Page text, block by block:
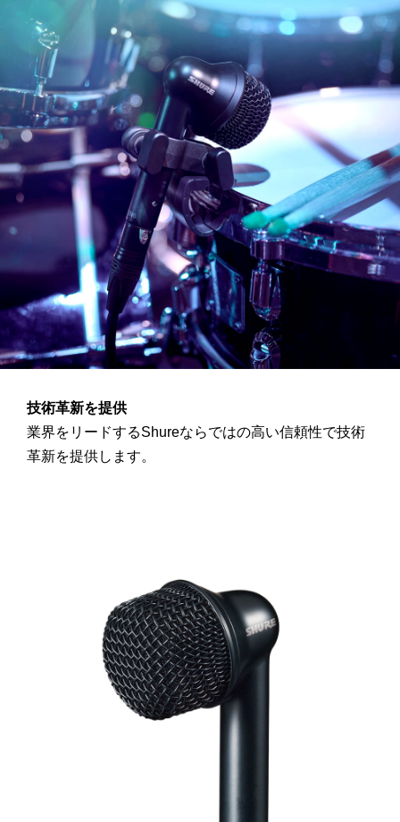
技術革新を提供
業界をリードするShureならではの高い信頼性で技術
革新を提供します。